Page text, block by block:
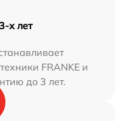
х лет
FRANKE и
до 3 лет.